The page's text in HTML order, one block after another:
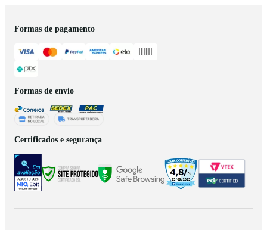
Formas de pagamento
Formas de envio
Certificados e segurança